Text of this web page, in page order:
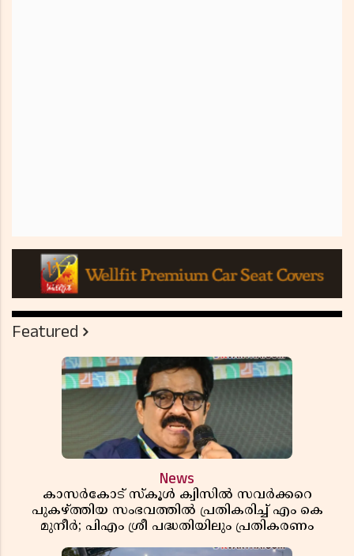
Featured
News
കാസർകോട് സ്കൂൾ ക്വിസിൽ സവർക്കറെ
പുകഴ്ത്തിയ സംഭവത്തിൽ പ്രതികരിച്ച് എം കെ
മുനീർ; പിഎം ശ്രീ പദ്ധതിയിലും പ്രതികരണം